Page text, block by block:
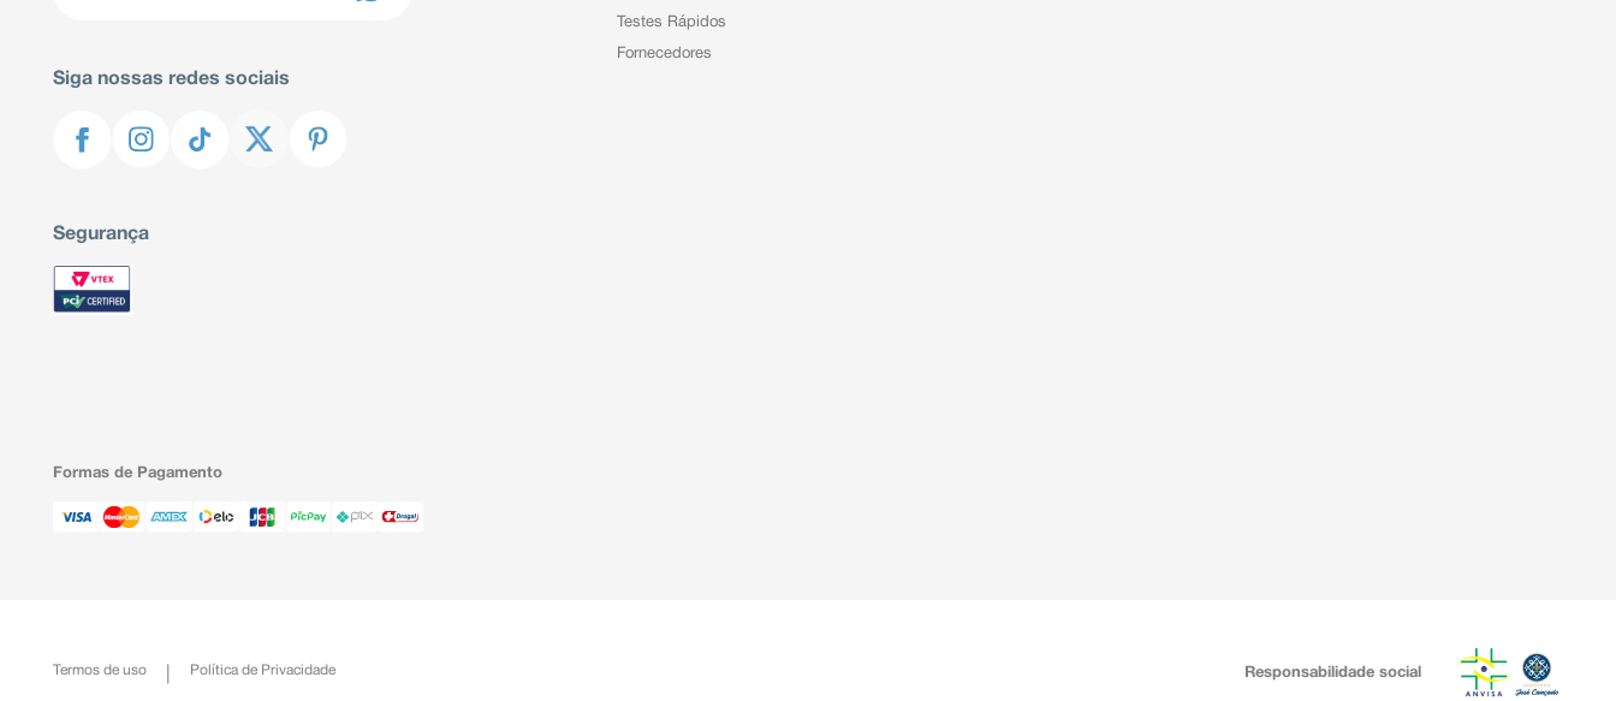
Siga nossas redes sociais
Segurança
Testes Rápidos
Fornecedores
Formas de Pagamento
Termos de uso Política de Privacidade Responsabilidade social